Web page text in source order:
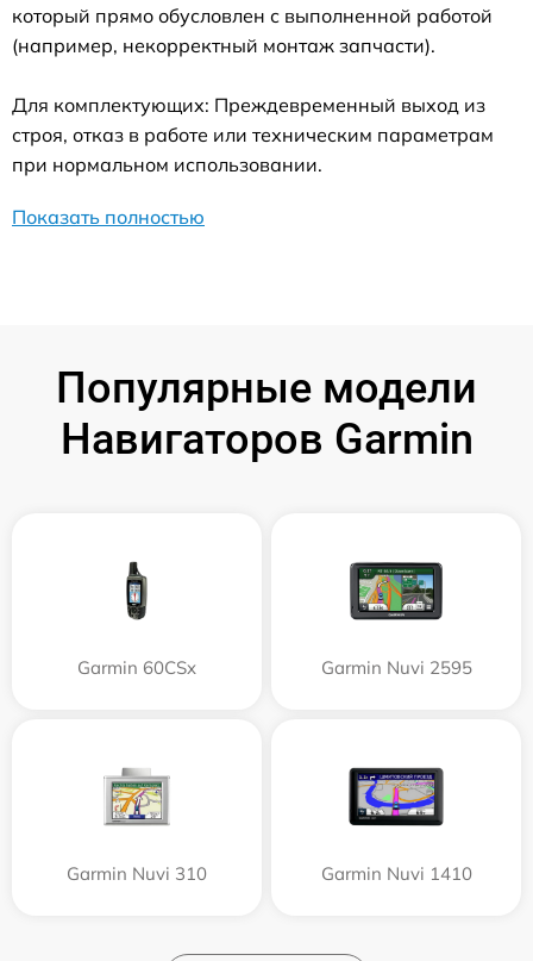
который прямо обусловлен с выполненной работой
(например, некорректный монтаж запчасти).
Для комплектующих: Преждевременный выход из
строя, отказ в работе или техническим параметрам
при нормальном использовании.
Показать полностью
Популярные модели
Навигаторов Garmin
Garmin 60CSx Garmin Nuvi 2595
Garmin Nuvi 310 Garmin Nuvi 1410